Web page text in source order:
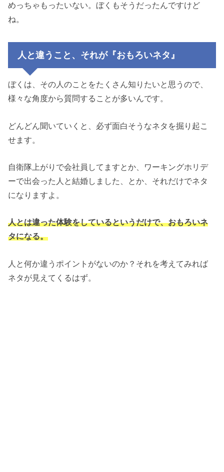
めっちゃもったいない。ぼくもそうだったんですけど
ね。
人と違うこと、それが『おもろいネタ』
ぼくは、その人のことをたくさん知りたいと思うので、
様々な角度から質問することが多いんです。
どんどん聞いていくと、必ず面白そうなネタを掘り起こ
せます。
自衛隊上がりで会社員してますとか、ワーキングホリデ
ーで出会った人と結婚しました、とか、それだけでネタ
になりますよ。
人とは違った体験をしているというだけで、おもろいネ
タになる。
人と何か違うポイントがないのか？それを考えてみれば
ネタが見えてくるはず。